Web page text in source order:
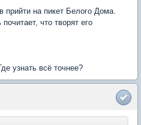
прийти на пикет Белого Дома.
что творят его
узнать всё точнее?